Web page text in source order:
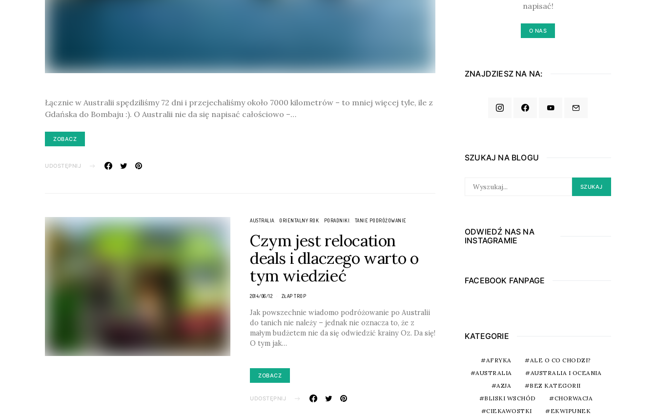
Łącznie w Australii spędziliśmy 72 dni i przejechaliśmy około 7000 kilometrów – to mniej więcej tyle, ile z
Gdańska do Bombaju :). O Australii nie da się napisać całościowo –…
ZOBACZ
UDOSTĘPNIJ
AUSTRALIA ORIENTALNY ROK PORADNIKI TANIE PODRÓŻOWANIE
Czym jest relocation
deals i dlaczego warto o
tym wiedzieć
2014/06/12 ZŁAP TROP
Jak powszechnie wiadomo podróżowanie po Australii
do tanich nie należy – jednak nie oznacza to, że z
małym budżetem nie da się odwiedzić krainy Oz. Da się!
O tym jak…
ZOBACZ
UDOSTĘPNIJ
napisać!
O NAS
ZNAJDZIESZ NA NA:
SZUKAJ NA BLOGU
FOR:
SZUKAJ
ODWIEDŹ NAS NA
INSTAGRAMIE
FACEBOOK FANPAGE
KATEGORIE
AFRYKA
ALE O CO CHODZI?
AUSTRALIA
AUSTRALIA I OCEANIA
AZJA
BEZ KATEGORII
BLISKI WSCHÓD
CHORWACJA
CIEKAWOSTKI
EKWIPUNEK